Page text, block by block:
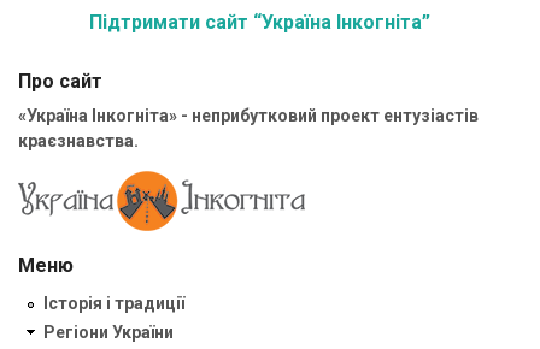
Підтримати сайт “Україна Інкогніта”
Про сайт
«Україна Інкогніта» - неприбутковий проект ентузіастів
краєзнавства.
Меню
Історія і традиції
Регіони України